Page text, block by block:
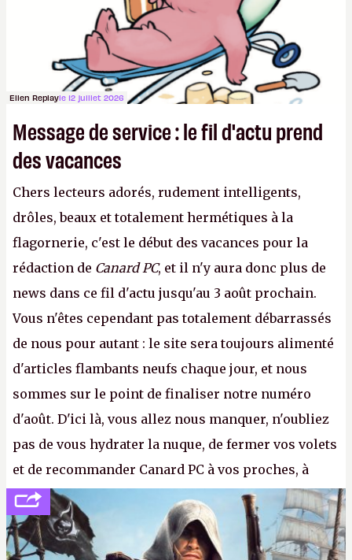
avec du pouvoir d'achat.P.
Ellen Replayle 12 juillet 2026
Message de service : le fil d'actu prend
des vacances
Chers lecteurs adorés, rudement intelligents,
drôles, beaux et totalement hermétiques à la
flagornerie, c'est le début des vacances pour la
rédaction de Canard PC, et il n'y aura donc plus de
news dans ce fil d'actu jusqu'au 3 août prochain.
Vous n'êtes cependant pas totalement débarrassés
de nous pour autant : le site sera toujours alimenté
d'articles flambants neufs chaque jour, et nous
sommes sur le point de finaliser notre numéro
d'août. D'ici là, vous allez nous manquer, n'oubliez
pas de vous hydrater la nuque, de fermer vos volets
et de recommander Canard PC à vos proches, à
votre famille et aux inconnus que vous croisez
dans la rue. Bon été à tous ! –ER.